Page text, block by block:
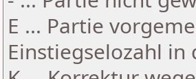
E ... Partie
Einstiegselozahl